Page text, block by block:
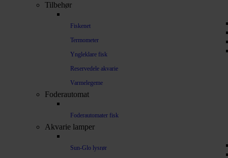
Tilbehør
Fiskenet
Termometer
Yngleklare fisk
Reservedele akvarie
Varmelegeme
Foderautomat
Foderautomater fisk
Akvarie lamper
Sun-Glo lysrør